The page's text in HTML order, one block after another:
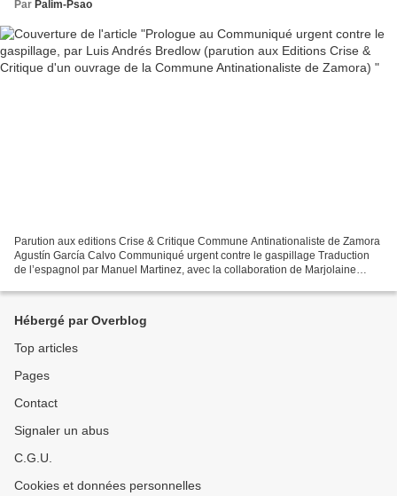
Par Palim-Psao
Parution aux editions Crise & Critique Commune Antinationaliste de Zamora
Agustín García Calvo Communiqué urgent contre le gaspillage Traduction
de l’espagnol par Manuel Martinez, avec la collaboration de Marjolaine
Hébergé par Overblog
Top articles
Pages
Contact
Signaler un abus
C.G.U.
Cookies et données personnelles